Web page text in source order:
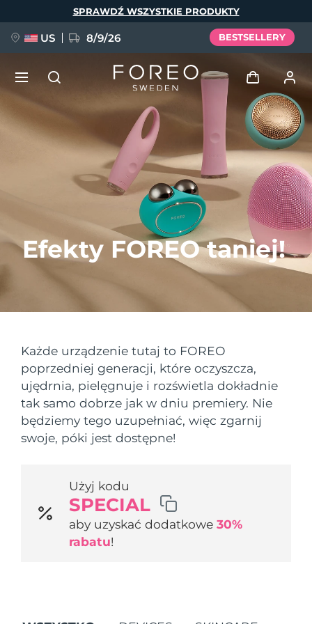
Efekty FOREO taniej!
Każde urządzenie tutaj to FOREO
poprzedniej generacji, które oczyszcza,
ujędrnia, pielęgnuje i rozświetla dokładnie
tak samo dobrze jak w dniu premiery. Nie
będziemy tego uzupełniać, więc zgarnij
swoje, póki jest dostępne!
Użyj kodu
SPECIAL
aby uzyskać dodatkowe30%
rabatu!
SPRAWDŹ WSZYSTKIE PRODUKTY
US 8/9/26 BESTSELLERY
Zaloguj
Profil użytkownika
Moje urządzenia
Moje zamówienia
Moje adresy
Moje subskrypcje
NOWOŚĆ
FAQ™ Pure Beauty-Tech Elixir
BREAKING NEWS
FAQ™ Dual LED Panel
POPULARNY
Specjalne oferty Bestsellery
Język
Deutsch
Español
Italiano
Português
Polski
Svenska
Русский
繁體中文
Kraj dostawy
Stany Zjednoczone
Oczekiwany czas dostawy
Wielka Brytania
Oczekiwany czas dostawy
8/8/26
Hiszpania
Oczekiwany czas dostawy
Australia
Oczekiwany czas dostawy